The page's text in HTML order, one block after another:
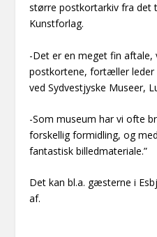
større postkortarkiv fra det
Kunstforlag.
-Det er en meget fin
postkortene, fortæller leder
ved Sydvestjyske Museer,
-Som museum har vi ofte
forskellig formidling, og
fantastisk billedmateriale.”
Det kan bl.a. gæsterne i
af.